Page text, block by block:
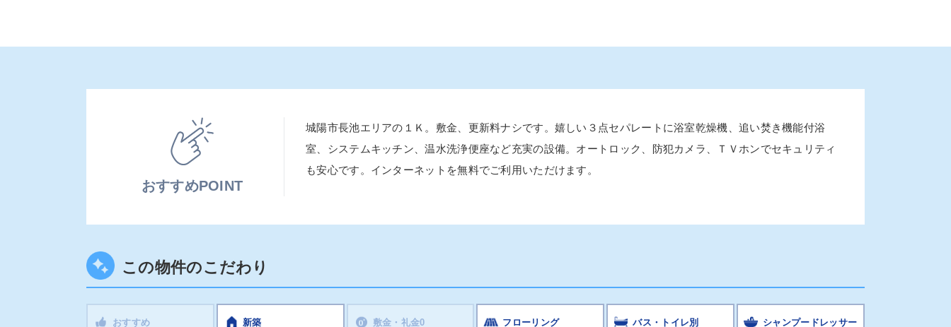
おすすめPOINT
城陽市長池エリアの１Ｋ。敷金、更新料ナシです。嬉しい３点セパレートに浴室乾燥機、追い焚き機能付浴
室、システムキッチン、温水洗浄便座など充実の設備。オートロック、防犯カメラ、ＴＶホンでセキュリティ
も安心です。インターネットを無料でご利用いただけます。
この物件のこだわり
おすすめ 新築 敷金・礼金0 フローリング バス・トイレ別 シャンプードレッサー